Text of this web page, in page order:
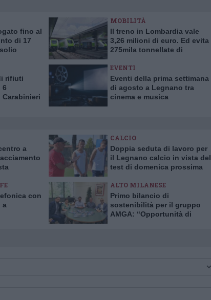
fino al
di 17
MOBILITÀ
Il treno in Lombardia vale
3,26 milioni di euro. Ed evita
275mila tonnellate di
rifiuti
6
EVENTI
Eventi della prima settimana
di agosto a Legnano tra
cinema e musica
a
CALCIO
Doppia seduta di lavoro per
il Legnano calcio in vista del
test di domenica prossima
con
a
ALTO MILANESE
Primo bilancio di
sostenibilità per il gruppo
AMGA: “Opportunità di